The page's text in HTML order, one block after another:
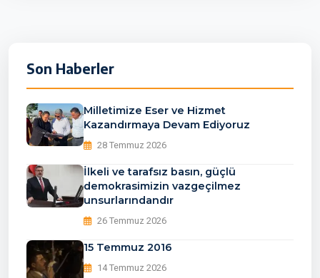
Son Haberler
Milletimize Eser ve Hizmet
Kazandırmaya Devam Ediyoruz
28 Temmuz 2026
İlkeli ve tarafsız basın, güçlü
demokrasimizin vazgeçilmez
unsurlarındandır
26 Temmuz 2026
15 Temmuz 2016
14 Temmuz 2026